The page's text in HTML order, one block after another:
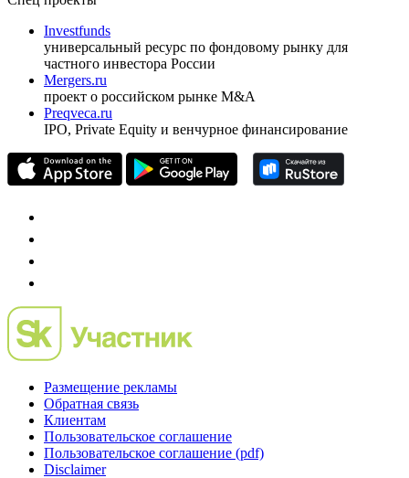
оформить подписку
pro@cbonds.info
Спец проекты
Investfunds
универсальный ресурс по фондовому рынку для
частного инвестора России
проект о российском рынке M&A
Preqveca.ru
Размещение рекламы
Обратная связь